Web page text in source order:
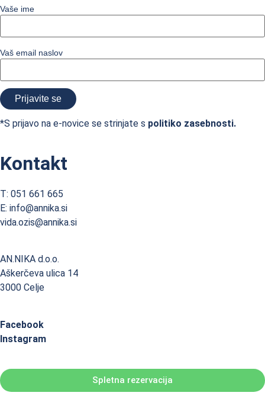
Vaše ime
Vaš email naslov
*S prijavo na e-novice se strinjate s politiko zasebnosti.
Kontakt
T: 051 661 665
E: info@annika.si
vida.ozis@annika.si
AN.NIKA d.o.o.
Aškerčeva ulica 14
3000 Celje
Facebook
Instagram
Spletna rezervacija